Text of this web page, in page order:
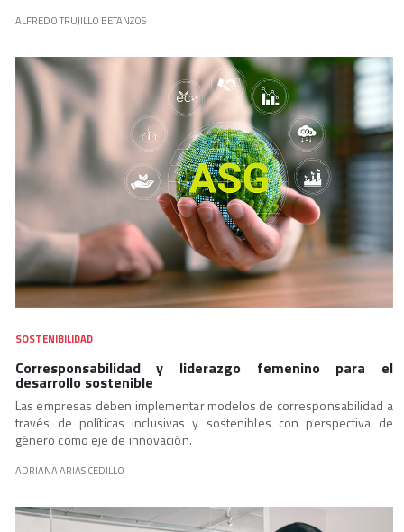
ALFREDO TRUJILLO BETANZOS
SOSTENIBILIDAD
Corresponsabilidad y liderazgo femenino para el
desarrollo sostenible
Las empresas deben implementar modelos de corresponsabilidad a
través de políticas inclusivas y sostenibles con perspectiva de
género como eje de innovación.
ADRIANA ARIAS CEDILLO